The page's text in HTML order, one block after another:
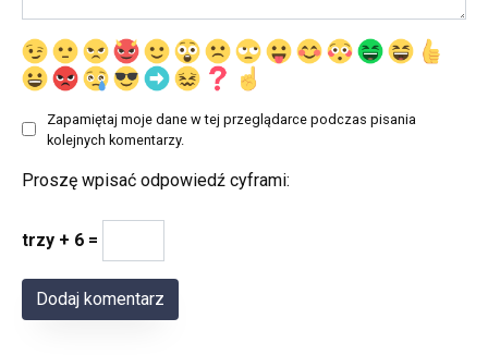
Zapamiętaj moje dane w tej przeglądarce podczas pisania
kolejnych komentarzy.
Proszę wpisać odpowiedź cyframi:
trzy + 6 =